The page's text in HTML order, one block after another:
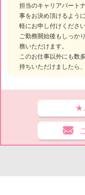
担当のキャリアパート
事をお決め頂けるよう
軽にお申し付けください
ご勤務開始後もしっか
務いただけます。
このお仕事以外にも数
持ちいただけましたら
★